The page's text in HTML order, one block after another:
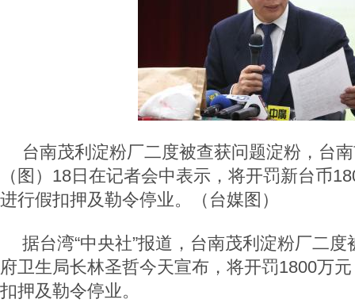
台南茂利淀粉厂二度被查获问题淀粉，台
（图）18日在记者会中表示，将开罚新台币
进行假扣押及勒令停业。（台媒图）
据台湾“中央社”报道，台南茂利淀粉厂二
府卫生局长林圣哲今天宣布，将开罚1800万
扣押及勒令停业。